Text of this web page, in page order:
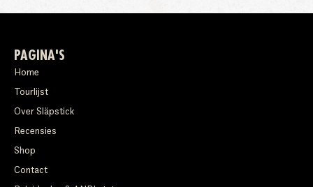
PAGINA'S
Home
Tourlijst
Over Släpstick
Recensies
Shop
Contact